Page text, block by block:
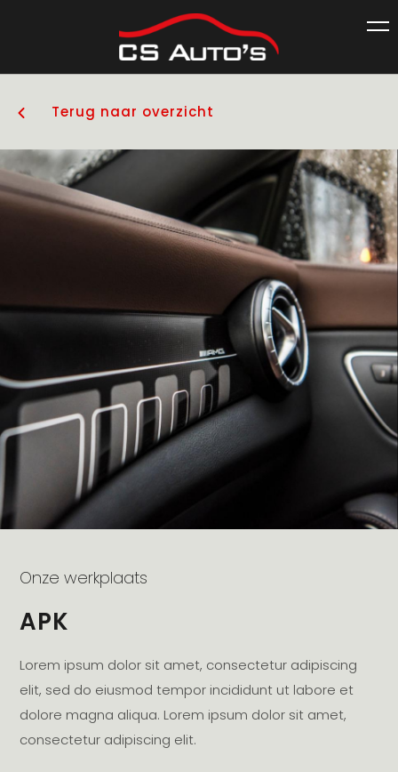
Terug naar overzicht
Onze werkplaats
APK
Lorem ipsum dolor sit amet, consectetur adipiscing
elit, sed do eiusmod tempor incididunt ut labore et
dolore magna aliqua. Lorem ipsum dolor sit amet,
consectetur adipiscing elit.